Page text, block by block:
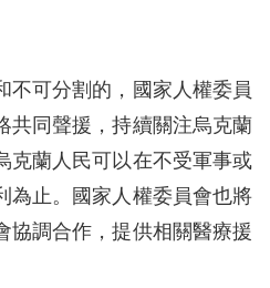
不可分割的，國家人權委員
共同聲援，持續關注烏克蘭
克蘭人民可以在不受軍事或
為止。國家人權委員會也將
協調合作，提供相關醫療援